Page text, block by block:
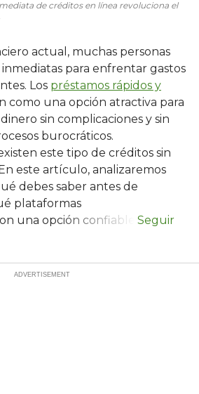
de créditos en línea revoluciona el
actual, muchas personas
para enfrentar gastos
Los préstamos rápidos y
como una opción atractiva para
sin complicaciones y sin
burocráticos.
este tipo de créditos sin
este artículo, analizaremos
debes saber antes de
plataformas
una opción confiable.